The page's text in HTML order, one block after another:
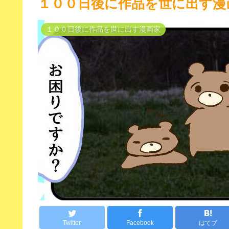
１００日後に作品を世に出す
１００日後に作品を世に出す漫画家
Twitter Facebook はてブ